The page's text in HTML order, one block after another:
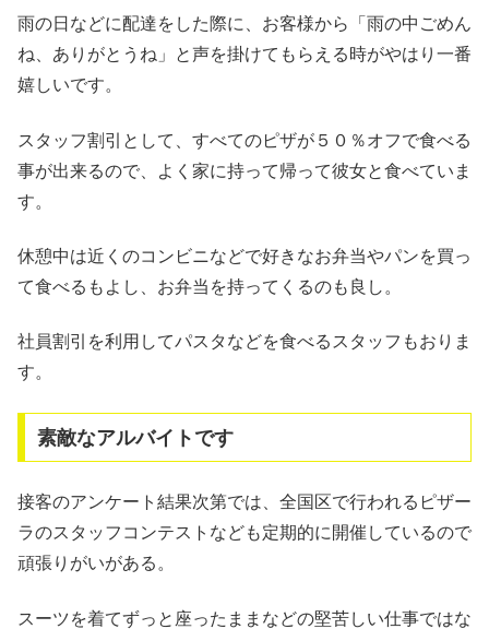
雨の日などに配達をした際に、お客様から「雨の中ごめん
ね、ありがとうね」と声を掛けてもらえる時がやはり一番
嬉しいです。
スタッフ割引として、すべてのピザが５０％オフで食べる
事が出来るので、よく家に持って帰って彼女と食べていま
す。
休憩中は近くのコンビニなどで好きなお弁当やパンを買っ
て食べるもよし、お弁当を持ってくるのも良し。
社員割引を利用してパスタなどを食べるスタッフもおりま
す。
素敵なアルバイトです
接客のアンケート結果次第では、全国区で行われるピザー
ラのスタッフコンテストなども定期的に開催しているので
頑張りがいがある。
スーツを着てずっと座ったままなどの堅苦しい仕事ではな